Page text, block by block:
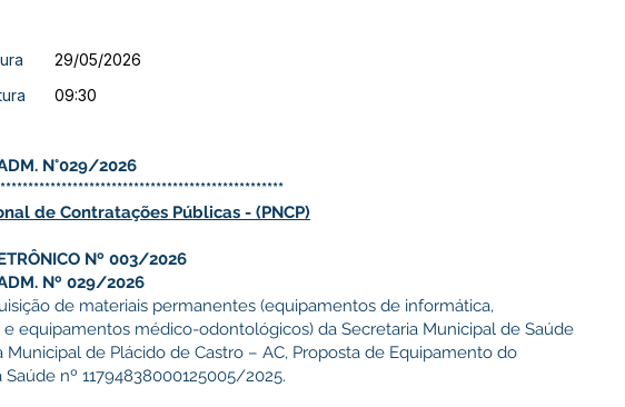
29/05/2026
09:30
N°029/2026
de Contratações Públicas - (PNCP)
Nº 003/2026
Nº 029/2026
de materiais permanentes (equipamentos de informática,
e equipamentos médico-odontológicos) da Secretaria Municipal de Saúde
Municipal de Plácido de Castro – AC, Proposta de Equipamento do
Saúde nº 11794838000125005/2025.